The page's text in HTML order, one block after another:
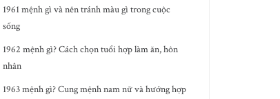
1961 mệnh gì và nên tránh màu gì trong cuộc
sống
1962 mệnh gì? Cách chọn tuổi hợp làm ăn, hôn
nhân
1963 mệnh gì? Cung mệnh nam nữ và hướng hợp